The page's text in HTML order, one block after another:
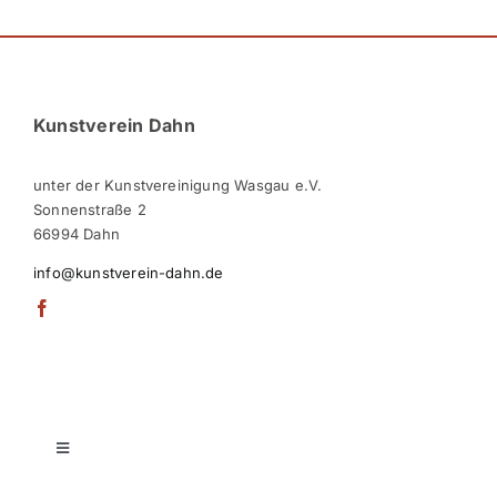
Kunstverein Dahn
unter der Kunstvereinigung Wasgau e.V.
Sonnenstraße 2
66994 Dahn
info@kunstverein-dahn.de
Toggle